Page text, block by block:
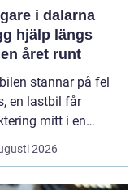
i dalarna
hjälp längs
året runt
stannar på fel
en lastbil får
mitt i en
eller
vägrar starta
2026